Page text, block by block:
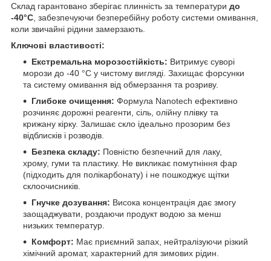
Склад гарантовано зберігає плинність за температури до
-40°C , забезпечуючи безперебійну роботу системи омивання,
коли звичайні рідини замерзають.
Ключові властивості:
Екстремальна морозостійкість: Витримує суворі
морози до -40 °C у чистому вигляді. Захищає форсунки
та систему омивання від обмерзання та розриву.
Глибоке очищення: Формула Nanotech ефективно
розчиняє дорожні реагенти, сіль, олійну плівку та
крижану кірку. Залишає скло ідеально прозорим без
відблисків і розводів.
Безпека складу: Повністю безпечний для лаку,
хрому, гуми та пластику. Не викликає помутніння фар
(підходить для полікарбонату) і не пошкоджує щітки
склоочисників.
Гнучке дозування: Висока концентрація дає змогу
заощаджувати, роздаючи продукт водою за менш
низьких температур.
Комфорт: Має приємний запах, нейтралізуючи різкий
хімічний аромат, характерний для зимових рідин.